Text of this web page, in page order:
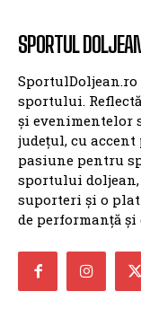
SPORTUL
sportului.
și evenimentelor
județul, cu
pasiune pentru
sportului
suporteri și o
de performanță și